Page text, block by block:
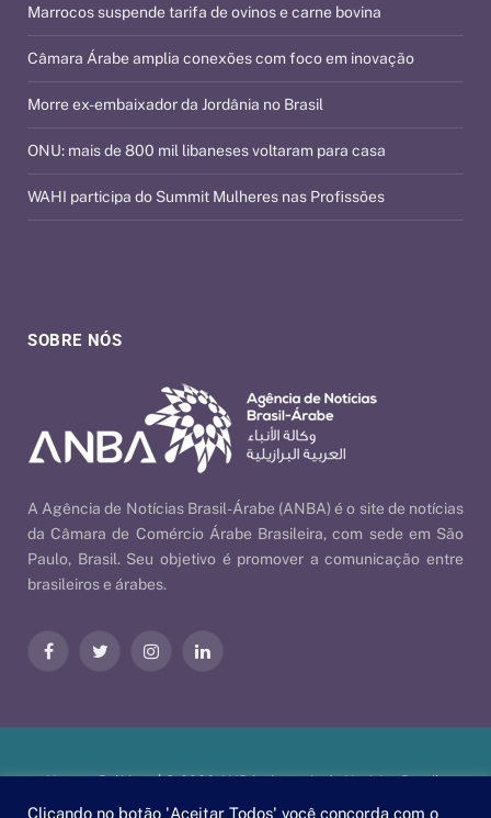
SOBRE NÓS
A Agência de Notícias Brasil-Árabe (ANBA) é o site de notícias
da Câmara de Comércio Árabe Brasileira, com sede em São
Paulo, Brasil. Seu objetivo é promover a comunicação entre
brasileiros e árabes.
FacebookTwitter InstagramLinkedIn
Marrocos suspende tarifa de ovinos e carne bovina
Câmara Árabe amplia conexões com foco em inovação
Morre ex-embaixador da Jordânia no Brasil
ONU: mais de 800 mil libaneses voltaram para casa
WAHI participa do Summit Mulheres nas Profissões
Nossas Políticas| © 2026 ANBA - Agência de Notícias Brasil-
Clicando no botão 'Aceitar Todos' você concorda com o